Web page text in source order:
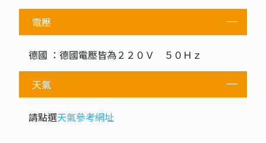
電壓
德國 ：德國電壓皆為２２０Ｖ ５０Ｈｚ
天氣
請點選天氣參考網址